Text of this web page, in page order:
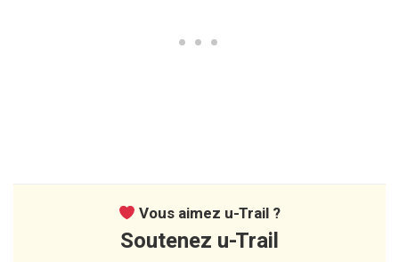
Vous aimez u-Trail ?
Soutenez u-Trail